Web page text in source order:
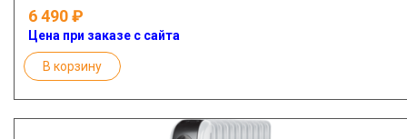
6 490
Цена при заказе с сайта
В корзину